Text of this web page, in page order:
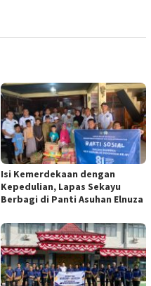
Isi Kemerdekaan dengan
Kepedulian, Lapas Sekayu
Berbagi di Panti Asuhan Elnuza